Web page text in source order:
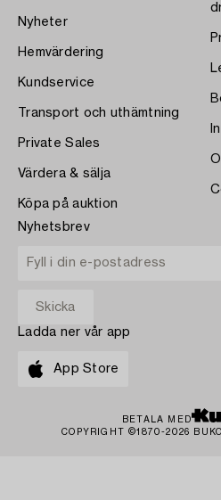
Nyheter
Hemvärdering
Kundservice
Transport och uthämtning
Private Sales
Värdera & sälja
Köpa på auktion
Nyhetsbrev
Ladda ner vår app
App Store
BETALA MED
COPYRIGHT ©1870-2026